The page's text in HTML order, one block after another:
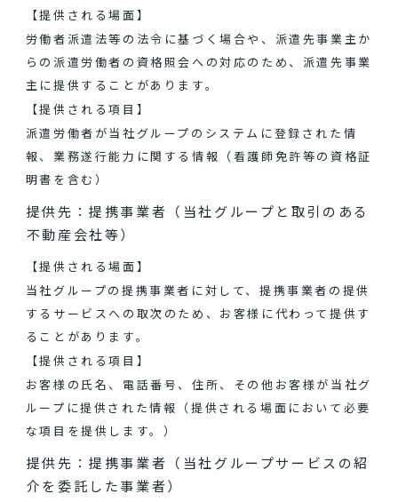
【提供される場面】
労働者派遣法等の法令に基づく場合や、派遣先事業主か
らの派遣労働者の資格照会への対応のため、派遣先事業
主に提供することがあります。
【提供される項目】
派遣労働者が当社グループのシステムに登録された情
報、業務遂行能力に関する情報（看護師免許等の資格証
明書を含む）
提供先：提携事業者（当社グループと取引のある
不動産会社等）
【提供される場面】
当社グループの提携事業者に対して、提携事業者の提供
するサービスへの取次のため、お客様に代わって提供す
ることがあります。
【提供される項目】
お客様の氏名、電話番号、住所、その他お客様が当社グ
ループに提供された情報（提供される場面において必要
な項目を提供します。）
提供先：提携事業者（当社グループサービスの紹
介を委託した事業者）